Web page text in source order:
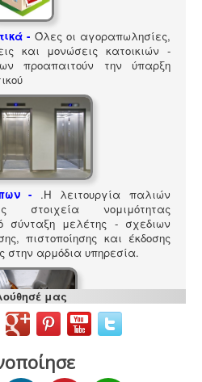
- Όλες οι αγοραπωλησίες,
και μονώσεις κατοικιών -
προαπαιτούν την ύπαρξη
- .Η λειτουργία παλιών
στοιχεία νομιμότητας
σύνταξη μελέτης - σχεδιων
πιστοποίησης και έκδοσης
στην αρμόδια υπηρεσία.
και μεταφοράς
- λιπαντικών ασκείται
μας